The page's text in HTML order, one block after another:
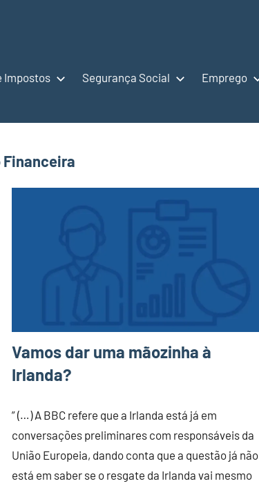
Impostos Segurança Social Emprego
Financeira
Vamos dar uma mãozinha à
Irlanda?
” (…) A BBC refere que a Irlanda está já em
conversações preliminares com responsáveis da
União Europeia, dando conta que a questão já não
está em saber se o resgate da Irlanda vai mesmo